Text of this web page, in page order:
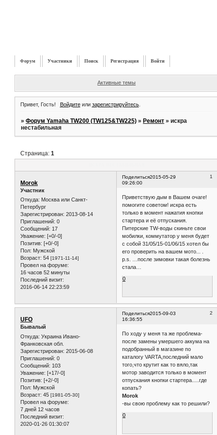
Форум Участники Поиск Регистрация Войти
Активные темы
Привет, Гость! Войдитеили зарегистрируйтесь.
»Форум Yamaha TW200 (TW125&TW225) »Ремонт »искра
нестабильная
Страница:1
Поделиться 1
2015-05-29
09:26:00
Morok
Участник
Откуда: Москва или Санкт-
Петербург
Зарегистрирован: 2013-08-14
Приглашений: 0
Сообщений: 17
Уважение: [+0/-0]
Позитив: [+0/-0]
Пол: Мужской
Возраст: 54 [1971-11-14]
Провел на форуме:
16 часов 52 минуты
Последний визит:
2016-06-14 22:23:59
Приветствую дым в Вашем очаге!
помогите советом! искра есть
только в момент нажатия кнопки
стартера и её отпускания.
Питерские TW-воды скиньте свои
мобилки, коммутатор у меня будет
с собой 31/05/15-01/06/15 хотел бы
его проверить на вашем мото... .
p.s. …после зимовки такая болезнь
стала…
0
Поделиться 2
2015-09-03
16:36:55
UFO
Бывалый
Откуда: Украина Ивано-
Франковская обл.
Зарегистрирован: 2015-06-08
Приглашений: 0
Сообщений: 103
Уважение: [+17/-0]
Позитив: [+2/-0]
Пол: Мужской
Возраст: 45 [1981-05-30]
Провел на форуме:
7 дней 12 часов
Последний визит:
2020-01-26 01:30:07
По ходу у меня та же проблема-
после замены умершего аккума на
подобранный в магазине по
каталогу VARTA,последний мало
того,что крутит как то вяло,так
мотор заводится только в момент
отпускания кнопки стартера.....где
копать?
Morok
-вы свою проблему как то решили?
0